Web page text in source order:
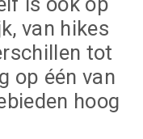
van hikes
tot
op één van
hoog